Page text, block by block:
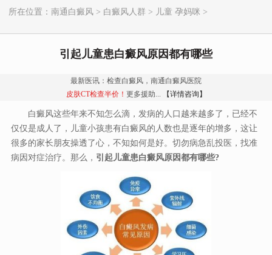
所在位置： 南通白癜风 > 白癜风人群 > 儿童 孕妈咪 >
引起儿童患白癜风原因都有哪些
最新医讯：检查白癜风，南通白癜风医院
皮肤CT检查半价！ 更多援助... 【详情咨询】
白癜风这些年来不知怎么滴，发病的人口越来越多了，已经不
仅仅是成人了，儿童小孩患有白癜风的人数也是逐年的增多，这让
很多的家长朋友操透了心，不知如何是好。切勿病急乱投医，找准
病因对症治疗。那么， 引起儿童患白癜风原因都有哪些?